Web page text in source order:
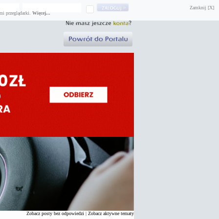
Zamknij [X]
przeglądarki. Więcej...
Zobacz posty bez odpowiedzi | Zobacz aktywne tematy